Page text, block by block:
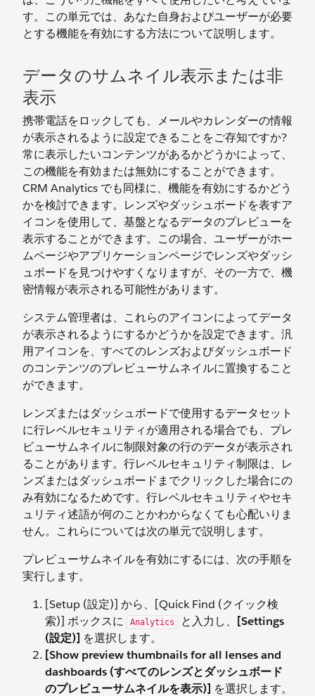
す。この単元では、あなた自身およびユーザーが必要
とする機能を有効にする方法について説明します。
データのサムネイル表示または非
表示
携帯電話をロックしても、メールやカレンダーの情報
が表示されるように設定できることをご存知ですか?
常に表示したいコンテンツがあるかどうかによって、
この機能を有効または無効にすることができます。
CRM Analytics でも同様に、機能を有効にするかどう
かを検討できます。レンズやダッシュボードを表すア
イコンを使用して、基盤となるデータのプレビューを
表示することができます。この場合、ユーザーがホー
ムページやアプリケーションページでレンズやダッシ
ュボードを見つけやすくなりますが、その一方で、機
密情報が表示される可能性があります。
システム管理者は、これらのアイコンによってデータ
が表示されるようにするかどうかを設定できます。汎
用アイコンを、すべてのレンズおよびダッシュボード
のコンテンツのプレビューサムネイルに置換すること
ができます。
レンズまたはダッシュボードで使用するデータセット
に行レベルセキュリティが適用される場合でも、プレ
ビューサムネイルに制限対象の行のデータが表示され
ることがあります。行レベルセキュリティ制限は、レ
ンズまたはダッシュボードまでクリックした場合にの
み有効になるためです。行レベルセキュリティやセキ
ュリティ述語が何のことかわからなくても心配いりま
せん。これらについては次の単元で説明します。
プレビューサムネイルを有効にするには、次の手順を
実行します。
[Setup (設定)] から、[Quick Find (クイック検
索)] ボックスに
Analytics と入力し、
[Settings
(設定)] を選択します。
[Show preview thumbnails for all lenses and
dashboards (すべてのレンズとダッシュボード
のプレビューサムネイルを表示)] を選択します。